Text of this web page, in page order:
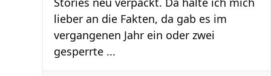
lieber an die Fakten, da gab es im
vergangenen Jahr ein oder zwei
gesperrte ...